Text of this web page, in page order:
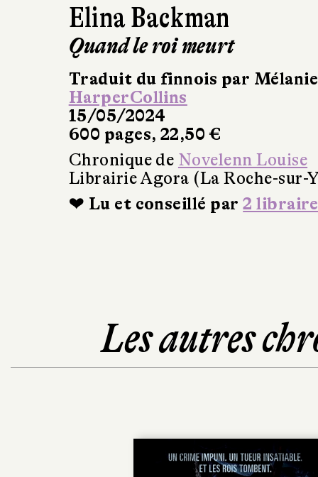
Elina Backman
Quand le roi meurt
Traduit du finnois par
HarperCollins
15/05/2024
600 pages, 22,50 €
Chronique de Novelenn Louise
Librairie Agora (La Roche-sur-
❤ Lu et conseillé par2
Les autres